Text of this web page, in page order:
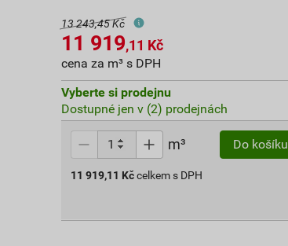
13 243,45 Kč
11 919,11 Kč
cena za m³ s DPH
Vyberte si prodejnu
Dostupné jen v (2) prodejnách
m³ Do košíku
11 919,11 Kč celkem s DPH